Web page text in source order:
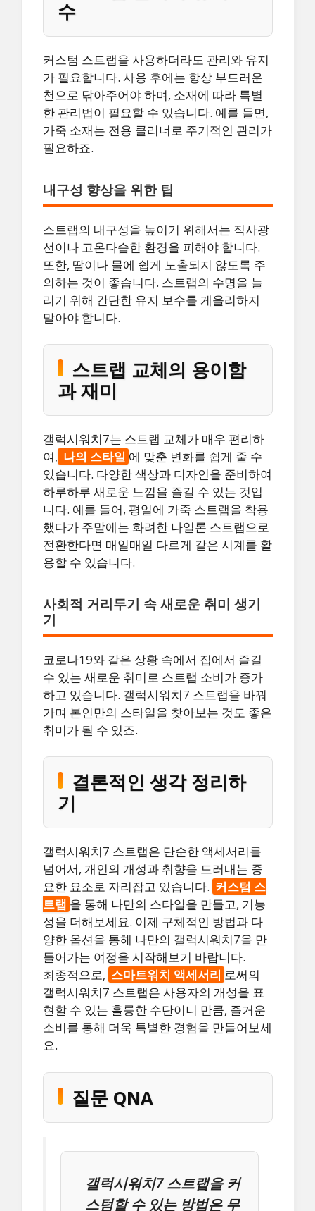
수
커스텀 스트랩을 사용하더라도 관리와 유지
가 필요합니다. 사용 후에는 항상 부드러운
천으로 닦아주어야 하며, 소재에 따라 특별
한 관리법이 필요할 수 있습니다. 예를 들면,
가죽 소재는 전용 클리너로 주기적인 관리가
필요하죠.
내구성 향상을 위한 팁
스트랩의 내구성을 높이기 위해서는 직사광
선이나 고온다습한 환경을 피해야 합니다.
또한, 땀이나 물에 쉽게 노출되지 않도록 주
의하는 것이 좋습니다. 스트랩의 수명을 늘
리기 위해 간단한 유지 보수를 게을리하지
말아야 합니다.
스트랩 교체의 용이함
과 재미
갤럭시워치7는 스트랩 교체가 매우 편리하
여, 나의 스타일 에 맞춘 변화를 쉽게 줄 수
있습니다. 다양한 색상과 디자인을 준비하여
하루하루 새로운 느낌을 즐길 수 있는 것입
니다. 예를 들어, 평일에 가죽 스트랩을 착용
했다가 주말에는 화려한 나일론 스트랩으로
전환한다면 매일매일 다르게 같은 시계를 활
용할 수 있습니다.
사회적 거리두기 속 새로운 취미 생기
기
코로나19와 같은 상황 속에서 집에서 즐길
수 있는 새로운 취미로 스트랩 소비가 증가
하고 있습니다. 갤럭시워치7 스트랩을 바꿔
가며 본인만의 스타일을 찾아보는 것도 좋은
취미가 될 수 있죠.
결론적인 생각 정리하
기
갤럭시워치7 스트랩은 단순한 액세서리를
넘어서, 개인의 개성과 취향을 드러내는 중
요한 요소로 자리잡고 있습니다. 커스텀 스
트랩 을 통해 나만의 스타일을 만들고, 기능
성을 더해보세요. 이제 구체적인 방법과 다
양한 옵션을 통해 나만의 갤럭시워치7을 만
들어가는 여정을 시작해보기 바랍니다.
최종적으로, 스마트워치 액세서리 로써의
갤럭시워치7 스트랩은 사용자의 개성을 표
현할 수 있는 훌륭한 수단이니 만큼, 즐거운
소비를 통해 더욱 특별한 경험을 만들어보세
요.
질문 QNA
갤럭시워치7 스트랩을 커
스텀할 수 있는 방법은 무